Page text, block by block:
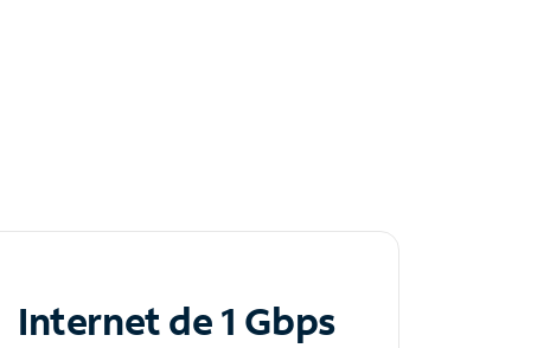
Internet de 1 Gbps